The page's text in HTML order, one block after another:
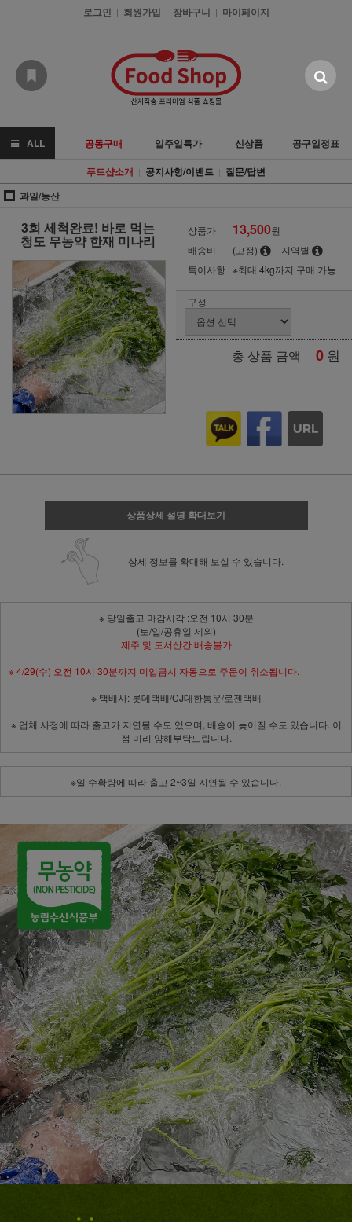
로그인 | 회원가입 | 장바구니 | 마이페이지
ALL 공동구매 일주일특가 신상품
공구일정표
푸드샵소개 | 공지사항/이벤트 | 질문/답변
과일/농산
3회 세척완료! 바로 먹는
청도 무농약 한재 미나리
상품가 13,500원
배송비
(고정)
지역별
특이사항 ※최대 4kg까지 구매 가능
구성
총 상품 금액 0 원
상품상세 설명 확대보기
상세 정보를 확대해 보실 수 있습니다.
※ 당일출고 마감시각 :오전 10시 30분
(토/일/공휴일 제외)
제주 및 도서산간 배송불가
※ 4/29(수) 오전 10시 30분까지 미입금시 자동으로 주문이 취소됩니다.
※ 택배사: 롯데택배/CJ대한통운/로젠택배
※ 업체 사정에 따라 출고가 지연될 수도 있으며, 배송이 늦어질 수도 있습니다. 이
점 미리 양해부탁드립니다.
※일 수확량에 따라 출고 2~3일 지연될 수 있습니다.